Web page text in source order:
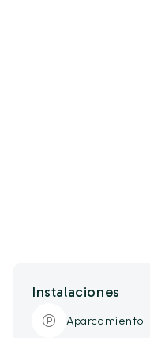
Instalaciones
Aparcamiento